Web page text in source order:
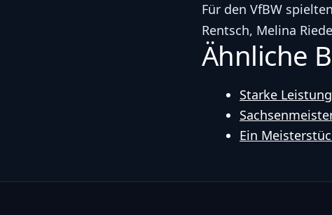
Für den VfBW
Rentsch, Melina
Ähnliche
Starke
Ein